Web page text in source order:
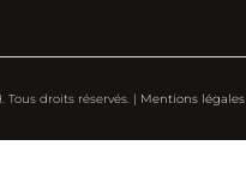
Tous droits réservés. | Mentions légales